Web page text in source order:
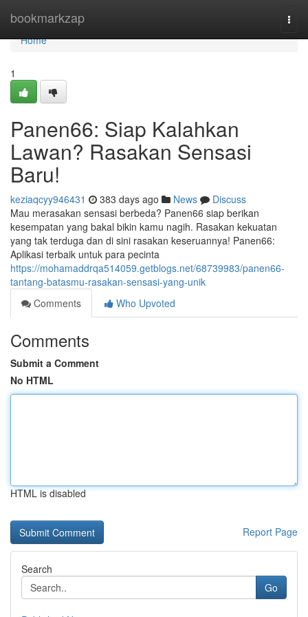
bookmarkzap
Home
Home
1
Panen66: Siap Kalahkan
Lawan? Rasakan Sensasi
Baru!
keziaqcyy946431 383 days ago News
Discuss
Mau merasakan sensasi berbeda? Panen66 siap berikan
kesempatan yang bakal bikin kamu nagih. Rasakan kekuatan
yang tak terduga dan di sini rasakan keseruannya! Panen66:
Aplikasi terbaik untuk para pecinta
https://mohamaddrqa514059.getblogs.net/68739983/panen66-
tantang-batasmu-rasakan-sensasi-yang-unik
Comments
Who Upvoted
Comments
Submit a Comment
No HTML
HTML is disabled
Report Page
Search
Go